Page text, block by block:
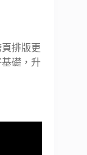
排版更
礎，升